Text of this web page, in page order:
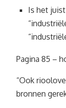
Is het
Pagina 85 –
“Ook
bronnen